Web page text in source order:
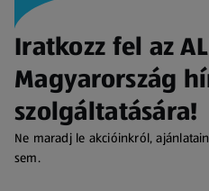
Iratkozz fel az
Magyarország
szolgáltatására!
Ne maradj le akcióinkról,
sem.